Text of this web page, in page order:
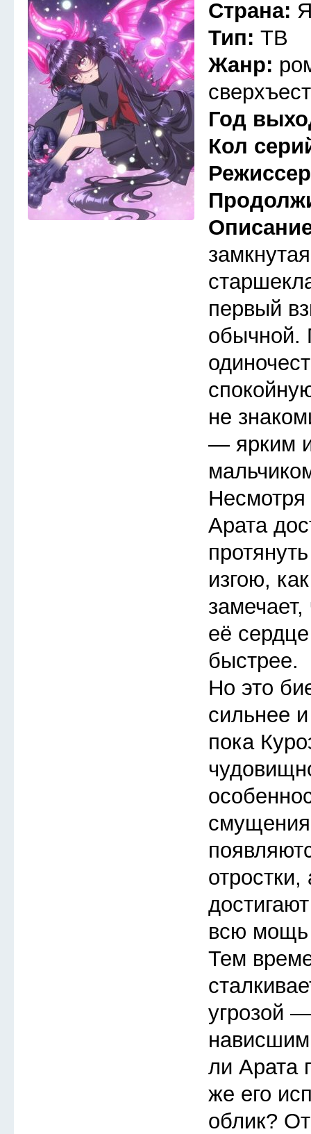
Страна:
Тип: ТВ
Жанр:
Год
Кол
первый
обычной.
не
— ярким
Несмотря
Арата
изгою,
замечает,
её
быстрее.
Но это
сильнее
пока
всю мощь
Тем
угрозой
ли Арата
же его
облик?